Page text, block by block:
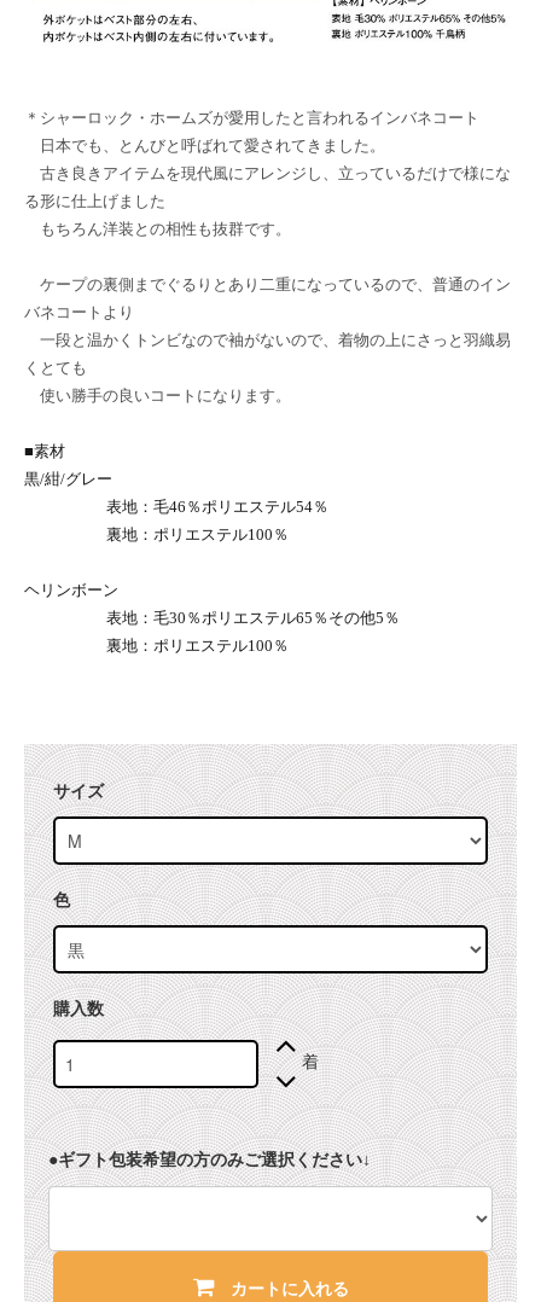
＊シャーロック・ホームズが愛用したと言われるインバネコート
日本でも、とんびと呼ばれて愛されてきました。
古き良きアイテムを現代風にアレンジし、立っているだけで様にな
る形に仕上げました
もちろん洋装との相性も抜群です。
ケープの裏側までぐるりとあり二重になっているので、普通のイン
バネコートより
一段と温かくトンビなので袖がないので、着物の上にさっと羽織易
くとても
使い勝手の良いコートになります。
■素材
黒/紺/グレー
表地：毛46％ポリエステル54％
裏地：ポリエステル100％
ヘリンボーン
表地：毛30％ポリエステル65％その他5％
裏地：ポリエステル100％
サイズ
色
購入数
着
●ギフト包装希望の方のみご選択ください↓
カートに入れる